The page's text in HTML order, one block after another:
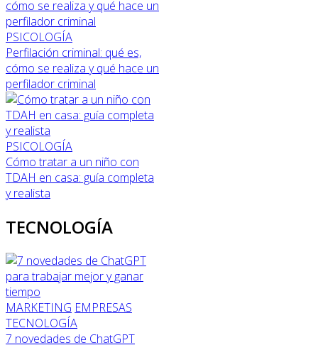
PSICOLOGÍA
Perfilación criminal: qué es,
cómo se realiza y qué hace un
perfilador criminal
PSICOLOGÍA
Cómo tratar a un niño con
TDAH en casa: guía completa
y realista
TECNOLOGÍA
MARKETING EMPRESAS
TECNOLOGÍA
7 novedades de ChatGPT